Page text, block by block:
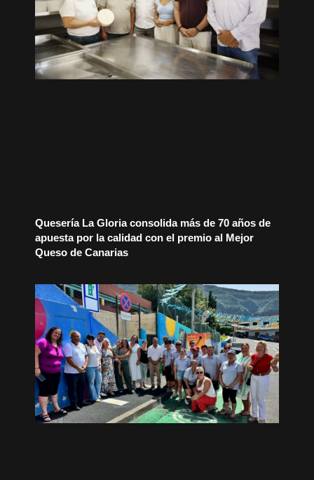
Quesería La Gloria consolida más de 70 años de
apuesta por la calidad con el premio al Mejor
Queso de Canarias